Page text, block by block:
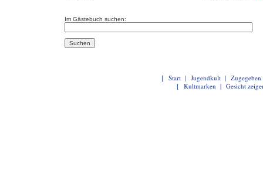
Im Gästebuch suchen:
[ Start | Jugendkult | Zugegeben
[ Kultmarken | Gesicht